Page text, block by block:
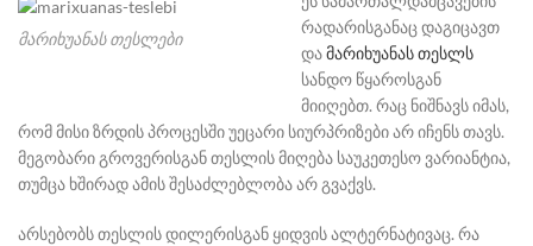
მარიხუანას თესლები
რადარისგანაც დაგიცავთ
დამარიხუანას თესლს
სანდო წყაროსგან
მიიღებთ. რაც ნიშნავს იმას,
რომ მისი ზრდის პროცესში უეცარი სიურპრიზები არ იჩენს თავს.
მეგობარი გროვერისგან თესლის მიღება საუკეთესო ვარიანტია,
თუმცა ხშირად ამის შესაძლებლობა არ გვაქვს.
არსებობს თესლის დილერისგან ყიდვის ალტერნატივაც. რა